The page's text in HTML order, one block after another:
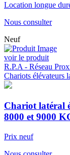
Location longue
Nous consulter
Neuf
voir le produit
R.P.A - Réseau
Chariots élévateurs
Chariot latéral
8000 et 9000
Prix neuf